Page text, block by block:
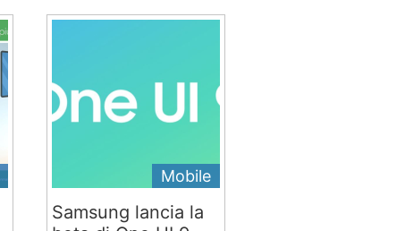
Mobile
Samsung lancia la